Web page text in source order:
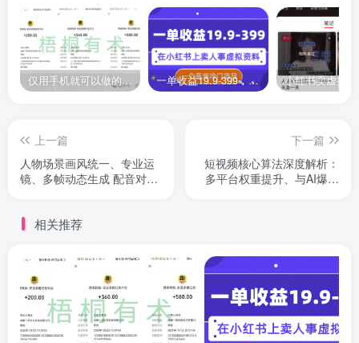
仅用手机就可以做的小项目，当天就能见钱，每天100-300 一单收益19.9-399，一个蓝海冷门项目，在小红书上卖人事虚拟资料
上一篇
人物场景画风统一、专业运
镜、多帧动态生成 配音对口
下一篇
短视频核心算法深度解析：
多平台权重提升、与AI爆款
相关推荐